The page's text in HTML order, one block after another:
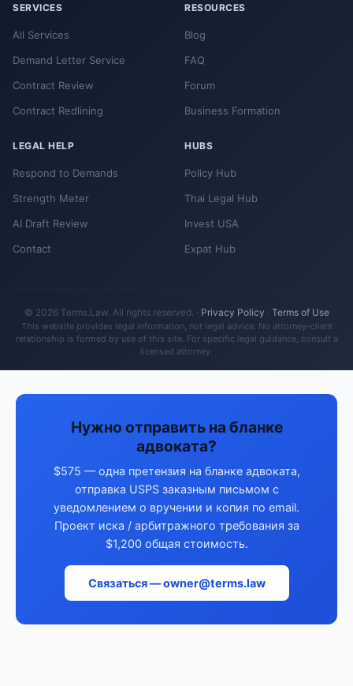
SERVICES
All Services
Demand Letter Service
Contract Review
Contract Redlining
RESOURCES
Blog
FAQ
Forum
Business Formation
LEGAL HELP
Respond to Demands
Strength Meter
AI Draft Review
Contact
HUBS
Policy Hub
Thai Legal Hub
Invest USA
Expat Hub
© 2026 Terms.Law. All rights reserved. · Privacy Policy · Terms of Use
This website provides legal information, not legal advice. No attorney-client
relationship is formed by use of this site. For specific legal guidance, consult a
licensed attorney.
Нужно отправить на бланке
адвоката?
$575 — одна претензия на бланке адвоката,
отправка USPS заказным письмом с
уведомлением о вручении и копия по email.
Проект иска / арбитражного требования за
$1,200 общая стоимость.
Связаться — owner@terms.law